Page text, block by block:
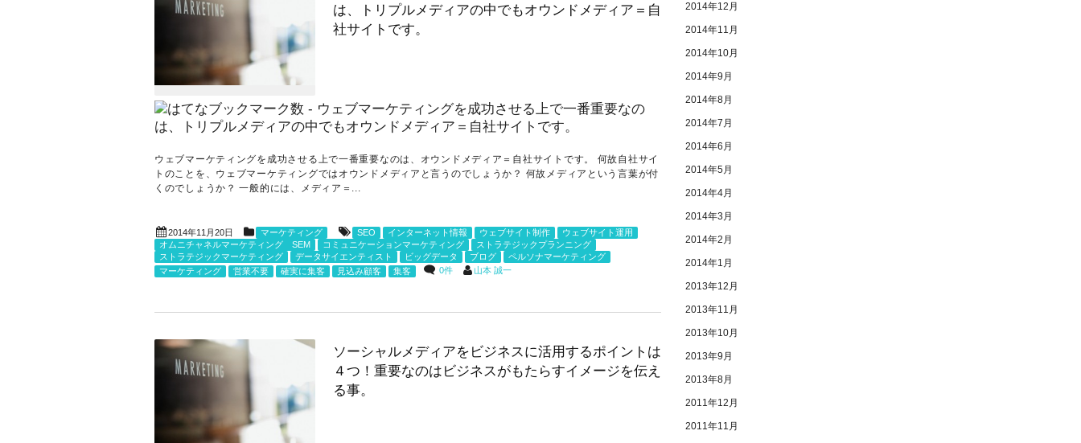
は、トリプルメディアの中でもオウンドメディア＝自
社サイトです。
ウェブマーケティングを成功させる上で一番重要なのは、オウンドメディア＝自社サイトです。 何故自社サイ
トのことを、ウェブマーケティングではオウンドメディアと言うのでしょうか？ 何故メディアという言葉が付
くのでしょうか？ 一般的には、メディア＝...
2014年11月20日 マーケティング SEO インターネット情報 ウェブサイト制作
ウェブサイト運用
オムニチャネルマーケティング SEM
コミュニケーションマーケティング
ストラテジックプランニング
ストラテジックマーケティング
データサイエンティスト ビッグデータ ブログ
ペルソナマーケティング
マーケティング
営業不要 確実に集客 見込み顧客 集客 0件 山本 誠一
ソーシャルメディアをビジネスに活用するポイントは
４つ！重要なのはビジネスがもたらすイメージを伝え
る事。
2014年12月
2014年11月
2014年10月
2014年9月
2014年8月
2014年7月
2014年6月
2014年5月
2014年4月
2014年3月
2014年2月
2014年1月
2013年12月
2013年11月
2013年10月
2013年9月
2013年8月
2011年12月
2011年11月